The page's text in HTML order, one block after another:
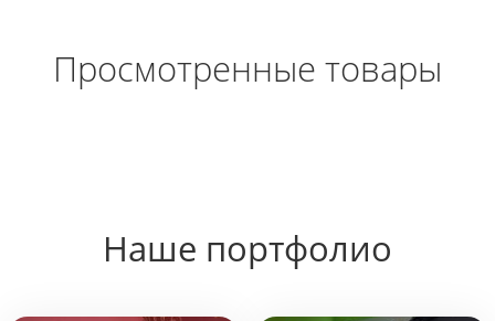
Просмотренные товары
Наше портфолио